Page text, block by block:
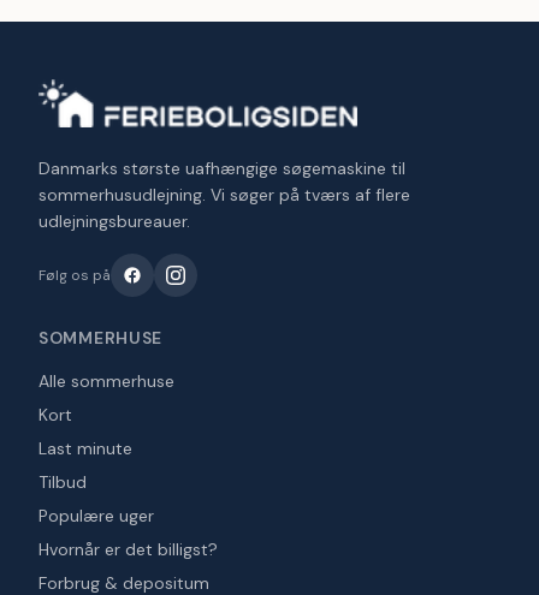
Danmarks største uafhængige søgemaskine til
sommerhusudlejning. Vi søger på tværs af flere
udlejningsbureauer.
Følg os på
SOMMERHUSE
Alle sommerhuse
Kort
Last minute
Tilbud
Populære uger
Hvornår er det billigst?
Forbrug & depositum